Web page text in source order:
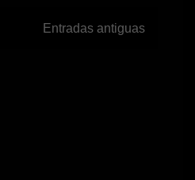
Entradas antiguas